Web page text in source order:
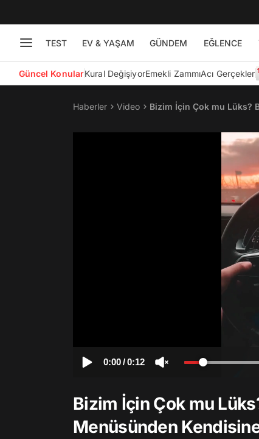
TEST EV & YAŞAM GÜNDEM EĞLENCE
Güncel KonularKural DeğişiyorEmekli ZammıAcı Gerçekler
Haberler Video Bizim İçin Çok mu Lüks?
0:00/0:12
Bizim İçin Çok mu
Menüsünden